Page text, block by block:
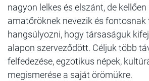
nagyon lelkes és elszánt, de
amatőröknek nevezik és
hangsúlyozni, hogy társaságuk
alapon szerveződött. Céljuk több
felfedezése, egzotikus népek,
megismerése a saját örömükre.